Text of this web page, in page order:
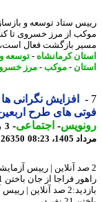
از مرز خسروی تا
بازگشت فعال است، -
کرمانشاه-توسعه و
-موکب-مرز خسروی
افزایش نگرانی ها از
های طرح اربعین به 21 نفر رسید
-اجتماعی-
08:23
82026350
آنلاین | رییس
بازدید:2 صد آنلاین |